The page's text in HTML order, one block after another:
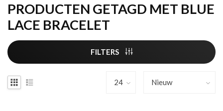
PRODUCTEN GETAGD MET BLUE
LACE BRACELET
FILTERS